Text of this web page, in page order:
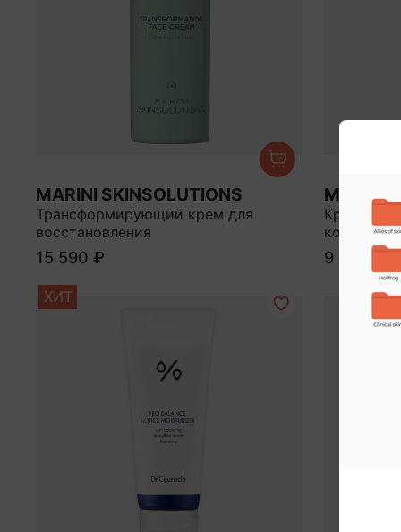
MARINI SKINSOLUTIONS
Трансформирующий крем для
восстановления
15 590 ₽
MARINI
Крем для
9 500 ₽
ХИТ